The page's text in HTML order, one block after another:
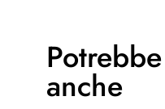
Potrebbe
anche